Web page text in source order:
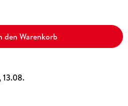
den Warenkorb
13.08.